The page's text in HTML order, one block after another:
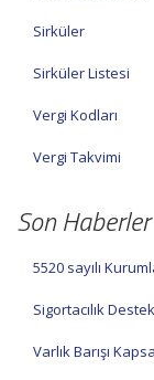
Sirküler
Sirküler Listesi
Vergi Kodları
Vergi Takvimi
Son Haberler
5520 sayılı
Sigortacılık
Varlık Barışı